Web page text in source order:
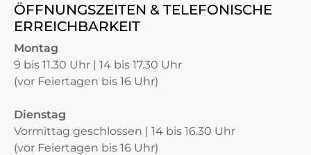
ÖFFNUNGSZEITEN & TELEFONISCHE
ERREICHBARKEIT
Montag
9 bis 11.30 Uhr | 14 bis 17.30 Uhr
(vor Feiertagen bis 16 Uhr)
Dienstag
Vormittag geschlossen | 14 bis 16.30 Uhr
(vor Feiertagen bis 16 Uhr)